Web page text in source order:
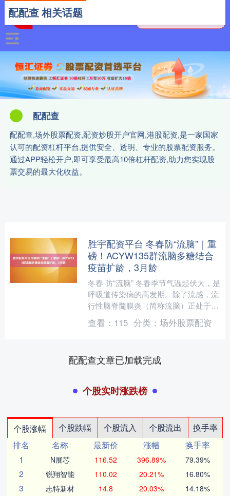
配配查
配配查,场外股票配资,配资炒股开户官网,港股配资,是一家国家
认可的配资杠杆平台,提供安全、透明、专业的股票配资服务。
通过APP轻松开户,即可享受最高10倍杠杆配资,助力您实现股
票交易的最大化收益。
配配查 相关话题
胜宇配资平台 冬春防“流脑”｜重
磅！ACYW135群流脑多糖结合
疫苗扩龄，3月龄
冬春 防“流脑” 冬春季节气温起伏大，是
呼吸道传染病的高发期。除了流感，流
行性脑脊髓膜炎（简称流脑）正处于活
跃期，起病急、进展快、后遗症重，严
重可危及生命，尤其....
查看： 115 分类： 场外股票配资
配配查文章已加载完成
个股实时涨跌榜
个股涨幅 个股跌幅 个股流入 个股流出
换手率
排名
名称 最新价 涨幅
换手率
1
N展芯 116.52 396.89% 79.39%
2 锐翔智能 110.02 20.21% 16.80%
3 志特新材 14.8 20.03% 14.18%